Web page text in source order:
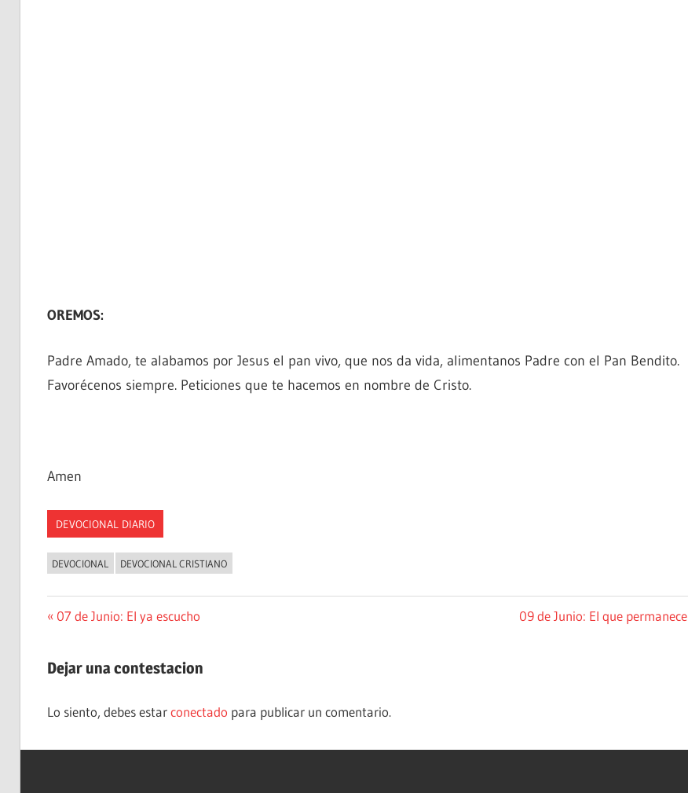
OREMOS:
Padre Amado, te alabamos por Jesus el pan vivo, que nos da vida, alimentanos Padre con el Pan Bendito.
Favorécenos siempre. Peticiones que te hacemos en nombre de Cristo.
Amen
DEVOCIONAL DIARIO
DEVOCIONAL DEVOCIONAL CRISTIANO
Navegación
entradas
Entrada
07 de Junio: El ya escucho
Siguiente
09 de Junio: El que permanece
Dejar una contestacion
Lo siento, debes estarconectado para publicar un comentario.